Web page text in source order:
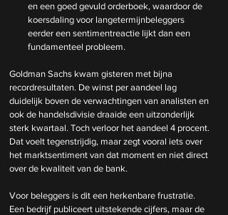
en een goed gevuld orderboek, waardoor de
koersdaling voor langetermijnbeleggers
eerder een sentimentreactie lijkt dan een
fundamenteel probleem.
Goldman Sachs kwam gisteren met bijna
recordresultaten. De winst per aandeel lag
duidelijk boven de verwachtingen van analisten en
ook de handelsdivisie draaide een uitzonderlijk
sterk kwartaal. Toch verloor het aandeel 4 procent.
Dat voelt tegenstrijdig, maar zegt vooral iets over
het marktsentiment van dat moment en niet direct
over de kwaliteit van de bank.
Voor beleggers is dit een herkenbare frustratie.
Een bedrijf publiceert uitstekende cijfers, maar de